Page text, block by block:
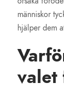
människor
hjälper dem
valet